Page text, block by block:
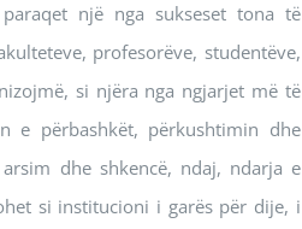
një nga sukseset tona të
profesorëve, studentëve,
si njëra nga ngjarjet më të
e përbashkët, përkushtimin dhe
dhe shkencë, ndaj, ndarja e
si institucioni i garës për dije, i